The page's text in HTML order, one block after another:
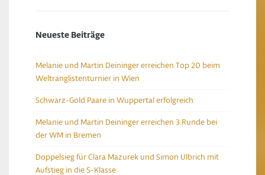
Neueste Beiträge
Melanie und Martin Deininger erreichen Top 20 beim
Weltranglistenturnier in Wien
Schwarz-Gold Paare in Wuppertal erfolgreich
Melanie und Martin Deininger erreichen 3.Runde bei
der WM in Bremen
Doppelsieg für Clara Mazurek und Simon Ulbrich mit
Aufstieg in die S-Klasse